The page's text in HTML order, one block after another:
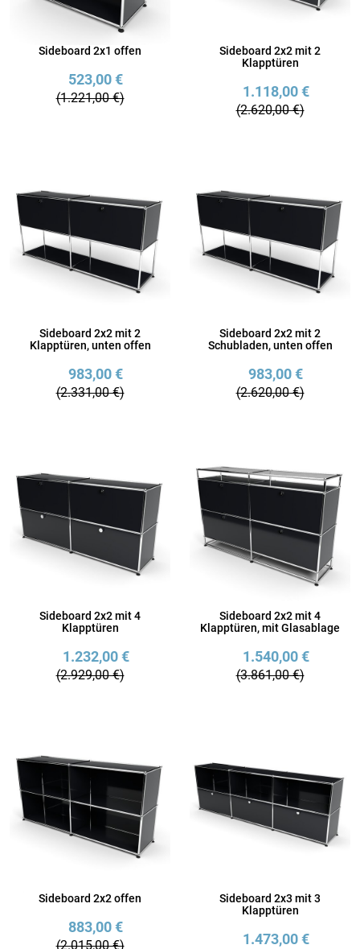
Sideboard 2x1 offen
523,00 €
(1.221,00 €)
Sideboard 2x2 mit 2
Klapptüren
1.118,00 €
(2.620,00 €)
Sideboard 2x2 mit 2
Klapptüren, unten offen
983,00 €
(2.331,00 €)
Sideboard 2x2 mit 2
Schubladen, unten offen
983,00 €
(2.620,00 €)
Sideboard 2x2 mit 4
Klapptüren
1.232,00 €
(2.929,00 €)
Sideboard 2x2 mit 4
Klapptüren, mit Glasablage
1.540,00 €
(3.861,00 €)
Sideboard 2x2 offen
883,00 €
(2.015,00 €)
Sideboard 2x3 mit 3
Klapptüren
1.473,00 €